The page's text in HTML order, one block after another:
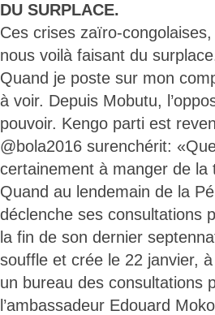
DU SURPLACE.
Ces crises zaïro-
nous voilà faisant du
Quand je poste sur mon
à voir. Depuis Mobutu,
pouvoir. Kengo parti est
@bola2016 surenchérit:
certainement à manger de
Quand au lendemain de la
déclenche ses consultations
la fin de son dernier
souffle et crée le 22 janvier,
un bureau des consultations
l’ambassadeur Edouard